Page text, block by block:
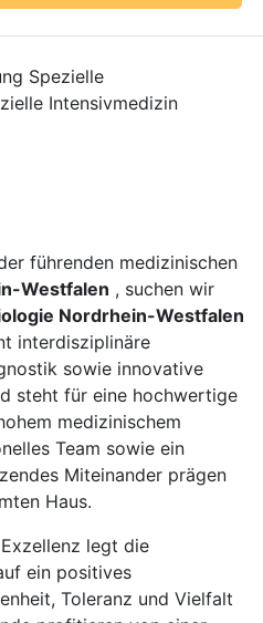
Spezielle
Intensivmedizin
führenden medizinischen
Westfalen , suchen wir
Nordrhein-Westfalen
interdisziplinäre
sowie innovative
steht für eine hochwertige
medizinischem
Team sowie ein
Miteinander prägen
Haus.
legt die
ein positives
Toleranz und Vielfalt